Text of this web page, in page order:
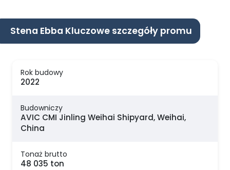
Stena Ebba Kluczowe szczegóły promu
Rok budowy
2022
Budowniczy
AVIC CMI Jinling Weihai Shipyard, Weihai,
China
Tonaż brutto
48 035 ton